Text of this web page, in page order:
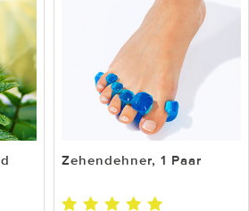
Zehendehner, 1 Paar